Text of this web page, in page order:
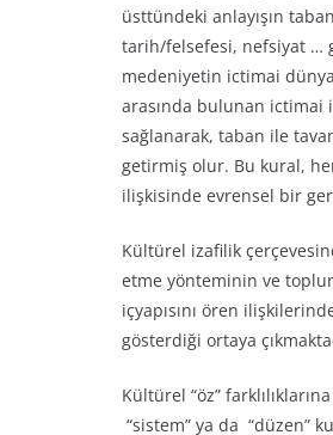
üsttündeki anlayışın
tarih/felsefesi, nefsiyat …
medeniyetin ictimai
arasında bulunan ictimai
sağlanarak, taban ile
getirmiş olur. Bu kural,
ilişkisinde evrensel bir
Kültürel izafilik
etme yönteminin ve
içyapısını ören
gösterdiği ortaya
Kültürel “öz”
“sistem” ya da “düzen”